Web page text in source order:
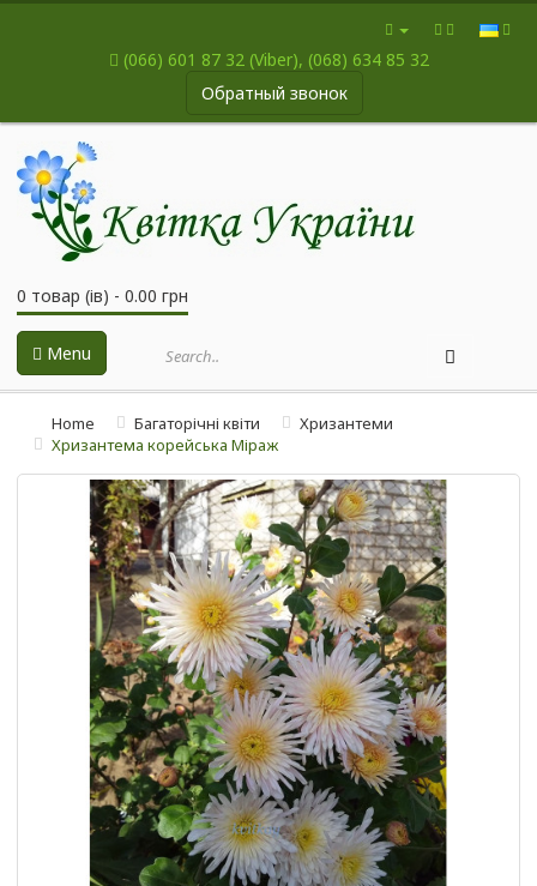
(066) 601 87 32 (Viber), (068) 634 85 32
Обратный звонок
0 товар (ів) - 0.00 грн
Menu
Home Багаторічні квіти
Хризантеми
Хризантема корейська Міраж